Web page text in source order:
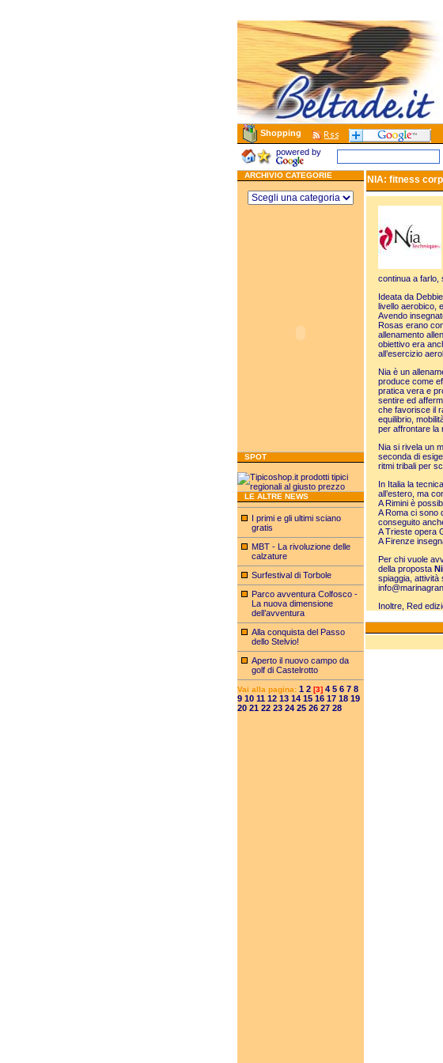
Shopping
powered by
ARCHIVIO CATEGORIE
SPOT
LE ALTRE NEWS
I primi e gli ultimi sciano
gratis
MBT - La rivoluzione delle
calzature
Surfestival di Torbole
Parco avventura Colfosco -
La nuova dimensione
dell’avventura
Alla conquista del Passo
dello Stelvio!
Aperto il nuovo campo da
golf di Castelrotto
Vai alla pagina: 1 2 [3] 4 5 6 7 8
9 10 11 12 13 14 15 16 17 18 19
20 21 22 23 24 25 26 27 28
NIA: fitness
continua a farlo,
Ideata da
livello aerobico,
Avendo
Rosas erano
allenamento
obiettivo era
all’esercizio
Nia è un
produce come
pratica vera e
sentire ed
che favorisce il
equilibrio,
per affrontare la
Nia si rivela un
seconda di
ritmi tribali per
In Italia la
all’estero, ma
A Rimini è
A Roma ci sono
conseguito
A Trieste opera
A Firenze
Per chi vuole
della proposta
spiaggia, attività
Inoltre, Red